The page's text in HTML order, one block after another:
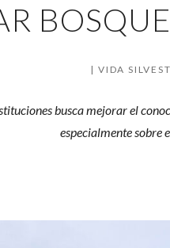
VIDA
busca mejorar el
especialmente sobre